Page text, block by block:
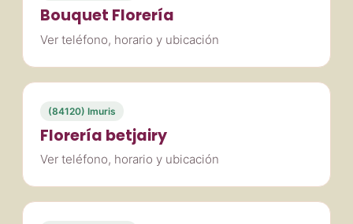
Bouquet Florería
Ver teléfono, horario y ubicación
(84120) Imuris
Florería betjairy
Ver teléfono, horario y ubicación